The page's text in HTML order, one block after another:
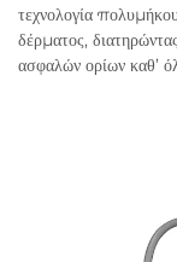
τεχνολογία
δέρματος,
ασφαλών ορίων καθ’